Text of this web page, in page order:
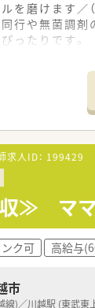
を磨けます／
行や無菌調剤
ったりです。
需状況について
に位置するこ
枚数は1日あ
設や居宅への
いて】
調剤薬局をド
ならず在宅医
ステムなどの
務内容】
る調剤業務や
施設への在宅
の同行業務に
求人ID： 199429
収≫ マ
ク可 高給与
市
線)／川越駅 (東武東